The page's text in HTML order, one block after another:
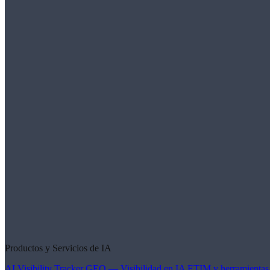
Productos y Servicios de IA